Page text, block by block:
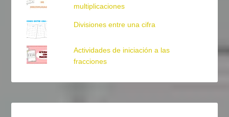
multiplicaciones
Divisiones entre una cifra
Actividades de iniciación a las
fracciones